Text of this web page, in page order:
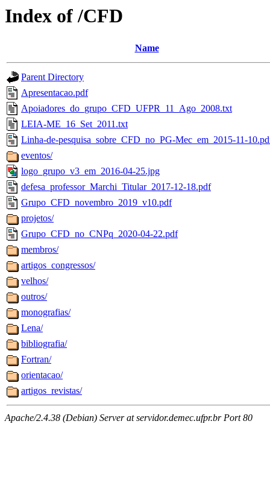
Index of /CFD
Name
Parent Directory
Apresentacao.pdf
Apoiadores_do_grupo_CFD_UFPR_11_Ago_2008.txt
LEIA-ME_16_Set_2011.txt
Linha-de-pesquisa_sobre_CFD_no_PG-Mec_em_2015-11-
eventos/
logo_grupo_v3_em_2016-04-25.jpg
defesa_professor_Marchi_Titular_2017-12-18.pdf
Grupo_CFD_novembro_2019_v10.pdf
projetos/
Grupo_CFD_no_CNPq_2020-04-22.pdf
membros/
artigos_congressos/
velhos/
outros/
monografias/
Lena/
bibliografia/
Fortran/
orientacao/
artigos_revistas/
Apache/2.4.38 (Debian) Server at servidor.demec.ufpr.br Port 80